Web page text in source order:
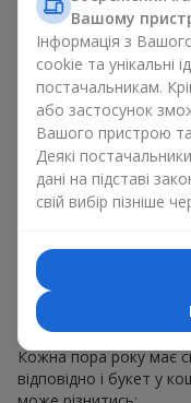
звичайний букет у
подарунок. Ми у
побажань клієнта,
композиції букет у
натуральні
відповідні до події
За бажанням клієнта
у прозорій плівці
святковою подачею,
Кожна пора року має
відповідно і букет у
Вашому
Інформація з
cookie та унікальні
постачальникам.
або застосунок
Вашого пристрою
Деякі
дані на підставі
свій вибір пізніше